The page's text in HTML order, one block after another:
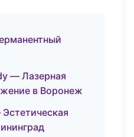
— Лазерная
в Воронеж